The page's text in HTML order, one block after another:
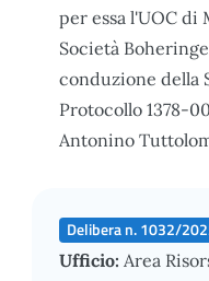
per essa l'UOC di
Società
conduzione della
Protocollo 1378-
Antonino
Delibera n. 1032/
Ufficio: Area